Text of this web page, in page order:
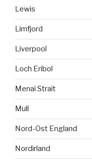
Lewis
Limfjord
Liverpool
Loch Eribol
Menai Strait
Mull
Nord-Ost England
Nordirland